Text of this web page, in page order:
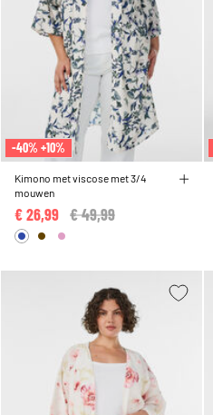
-40% +10%
Kimono met viscose met 3/4
mouwen
Price reduced from
€ 49,99
€ 26,99